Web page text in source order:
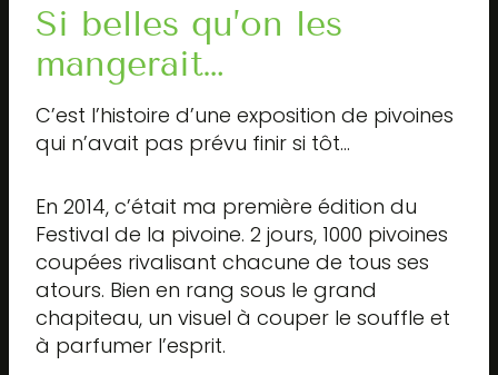
Si belles qu’on les
mangerait…
C’est l’histoire d’une exposition de pivoines
qui n’avait pas prévu finir si tôt…
En 2014, c’était ma première édition du
Festival de la pivoine. 2 jours, 1000 pivoines
coupées rivalisant chacune de tous ses
atours. Bien en rang sous le grand
chapiteau, un visuel à couper le souffle et
à parfumer l’esprit.